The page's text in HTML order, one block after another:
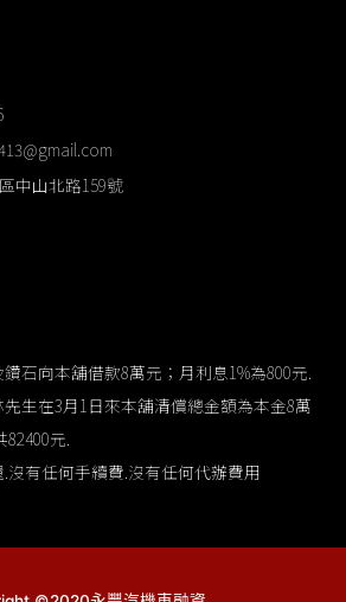
中山北路159號
石向本舖借款8萬元；月利息1%為800元.
先生在3月1日來本舖清償總金額為本金8萬
82400元.
有任何手續費.沒有任何代辦費用